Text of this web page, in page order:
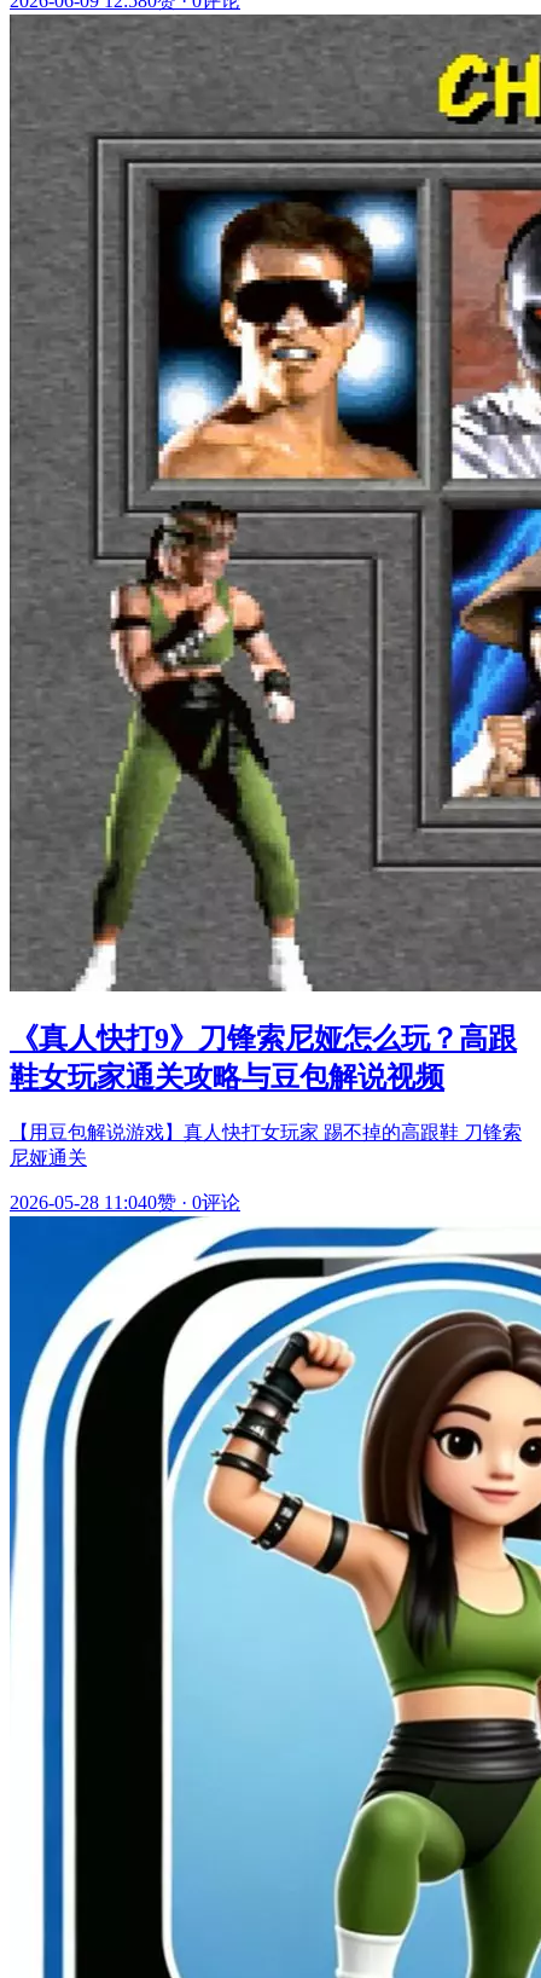
《真人快打9》刀锋索尼娅怎么玩？高跟
鞋女玩家通关攻略与豆包解说视频
【用豆包解说游戏】真人快打女玩家 踢不掉的高跟鞋 刀锋索
尼娅通关
2026-05-28 11:040赞 · 0评论